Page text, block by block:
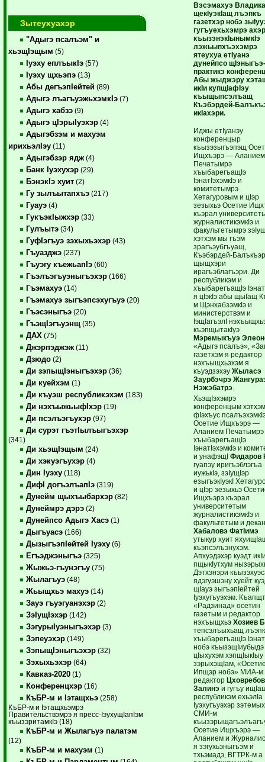
Зытеухуахэр
"Адыгэ псалъэм" и
хьэщIэщым (5)
Iуэху еплъыкIэ (57)
Iуэху щхьэпэ (13)
Абы дегъэпIейтей (89)
Адыгэ лъагъуэжьхэмкIэ (7)
Адыгэ хабзэ (9)
Адыгэ цIэрыIуэхэр (4)
Адыгэбзэм и махуэм
ирихьэлIэу (11)
Адыгэбзэр ядж (4)
Банк Iуэхухэр (29)
БэнэкIэ хуит (2)
Гу зылъытапхъэ (217)
Гуауэ (4)
ГукъэкIыжхэр (33)
Гулъытэ (34)
ГуфIэгъуэ зэхыхьэхэр (43)
Гъуазджэ (237)
Гъуэгу къежьапIэ (60)
Гъэлъэгъуэныгъэхэр (166)
Гъэмахуэ (14)
Гъэмахуэ зыгъэпсэхугъуэ (20)
Гъэсэныгъэ (20)
ГъэщIэгъуэнщ (35)
ДАХ (75)
Джэрпэджэж (11)
Дзюдо (2)
Ди зэпыщIэныгъэхэр (36)
Ди куейхэм (1)
Ди къуэш республикэхэм (183)
Ди нэхъыжьыфIхэр (19)
Ди псэлъэгъухэр (97)
Ди сурэт гъэтIылъыгъэхэр
(341)
Ди хьэщIэщым (24)
Ди хэкуэгъухэр (4)
Дин Iуэху (118)
ДифI догъэлъапIэ (319)
Дунейм щыхъыбархэр (82)
Дунеймрэ дэрэ (2)
Дунейпсо Адыгэ Хасэ (1)
Дыгъуасэ (166)
ДызыгъэпIейтей Iуэху (6)
Егъэджэныгъэ (325)
Жыжьэ-гъунэгъу (75)
Жылагъуэ (48)
Жьыщхьэ махуэ (14)
Зауэ гъуэгуанэхэр (2)
ЗэIущIэхэр (142)
ЗэгурыIуэныгъэхэр (3)
Зэпеуэхэр (149)
ЗэпыщIэныгъэхэр (32)
Зэхыхьэхэр (64)
Кавказ-2020 (1)
Конференцхэр (16)
КъБР-м и Iэтащхьэ (258)
КъБР-м и Iэтащхьэмрэ
Правительствэмрэ я пресс-IэухущIапIэм
къызэритамкIэ (18)
КъБР-м и Жылагъуэ палатэм
(12)
КъБР-м и махуэм (1)
Вэсэмахуэ
щекIуэкIащ лъэпкъ
газетхэр нобэ
гугъуехьхэмрэ
къызэнэкIынымкIэ
лэжьыпхъэхэмрэ
ятеухуа етIуанэ
дунейпсо
практикэ
Абы жыджэру
икIи купщIафIэу
къыщыпсэлъащ
Къэбэрдей-
икIахэри.
Иджы етIуанэу
конференцыр
къызэзыгъэпэщ
Ищхъэрэ — Аланием
Печатымрэ
хъыбарегъащIэ
IэнатIэхэмкIэ и
комитетымрэ
Хетагуровым и цIэр
зезыхьэ Осетие
къэрал
журналистикэмкIэ и
факультетымрэ
хэтхэм мы гъэм
зрагъэубгъуащ,
Къэбэрдей-
щыщхэри
ирагъэблагъэри. Ди
республикэм и
хъыбарегъащIэ
я цIэкIэ абы щыIащ
м ЩэнхабзэмкIэ и
министерствэм и
IэщIагъэлI
къэпщытакIуэ
Мэремыкъуэ
«Адыгэ псалъэ»,
газетхэм я редактор
нэхъыщхьэхэм я
къуэдзэхэуЖыласэ
Заурбэчрэ
Нэжэбатрэ
ХьэщIэхэмрэ
конференцым
фIэхъус
Осетие Ищхъэрэ —
Аланием Печатымрэ
хъыбарегъащIэ
IэнатIэхэмкIэ и
и унафэщIФидаров
гуапэу иригъэблэгъа
иужькIэ, зэIущIэр
езыгъэкIуэкI
и цIэр зезыхьэ
Ищхъэрэ къэрал
университетым
журналистикэмкIэ и
факультетым и
Хабаловэ ФатIимэ
утыкур хуит
къэпсэлъэнухэм.
Апхуэдэхэр куэдт
пщыкIутхум
Дэтхэнэри
ядэгуэшэну хуейт
щIауэ зыгъэпIейтей
Iуэхугъуэхэм.
«Радзинад» осетин
газетым и редактор
нэхъыщхьэХозиев
тепсэлъыхьащ
хъыбарегъащIэ
нобэ къызэщIиубыдэ
цIыхухэм хэпщIыкIыу
зэрыхэщIам,
Ипщэр нобэ» МИА-м
редактор
Залинэ и гугъу
республикэм ехьэлIа
Iуэхугъуэхэр
СМИ-м
Осетие Ищхъэрэ —
Аланием и
я зэгухьэныгъэм и
тхьэмадэ, ВГТРК-м а